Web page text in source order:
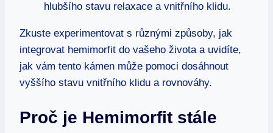
hlubšího stavu relaxace a vnitřního klidu.
Zkuste experimentovat s různými způsoby, jak
integrovat hemimorfit do vašeho života a uvidíte,
jak vám tento kámen může pomoci dosáhnout
vyššího stavu vnitřního klidu a rovnováhy.
Proč je Hemimorfit stále